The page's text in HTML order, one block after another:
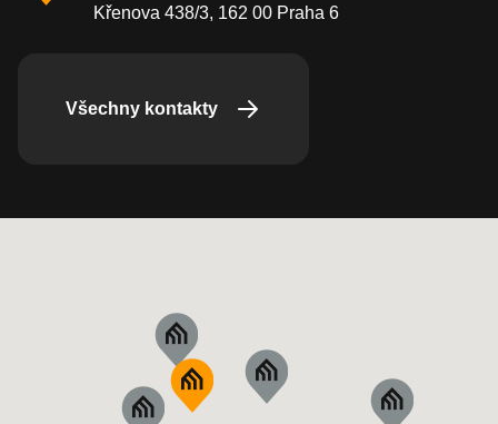
Křenova 438/3, 162 00 Praha 6
Všechny kontakty